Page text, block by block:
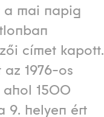
a mai napig
címet kapott.
az 1976-os
ahol 1500
9. helyen ért